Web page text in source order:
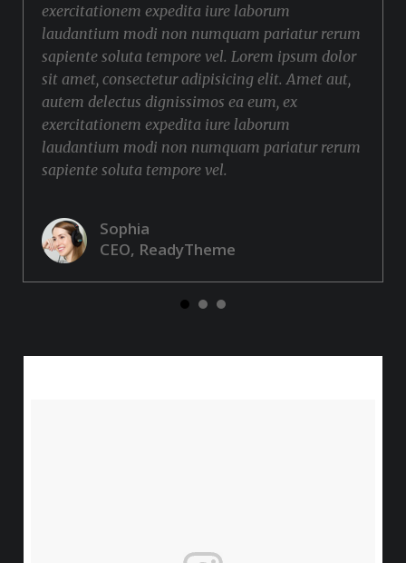
exercitationem expedita iure laborum
laudantium modi non numquam pariatur rerum
sapiente soluta tempore vel. Lorem ipsum dolor
sit amet, consectetur adipisicing elit. Amet aut,
autem delectus dignissimos ea eum, ex
exercitationem expedita iure laborum
laudantium modi non numquam pariatur rerum
sapiente soluta tempore vel.
Sophia
CEO, ReadyTheme